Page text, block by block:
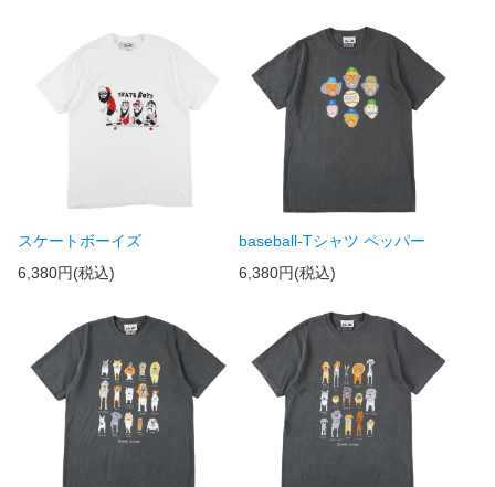
スケートボーイズ
6,380円(税込)
baseball-Tシャツ ペッパー
6,380円(税込)